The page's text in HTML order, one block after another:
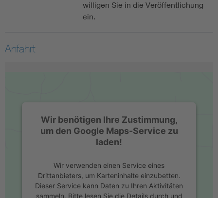
willigen Sie in die Veröffentlichung
ein.
Anfahrt
Wir benötigen Ihre Zustimmung,
um den Google Maps-Service zu
laden!
Wir verwenden einen Service eines
Drittanbieters, um Karteninhalte einzubetten.
Dieser Service kann Daten zu Ihren Aktivitäten
sammeln. Bitte lesen Sie die Details durch und